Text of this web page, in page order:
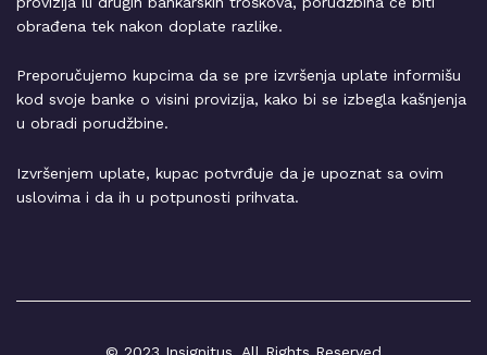
obrađena tek nakon doplate razlike.
Preporučujemo kupcima da se pre izvršenja uplate informišu
kod svoje banke o visini provizija, kako bi se izbegla kašnjenja
u obradi porudžbine.
Izvršenjem uplate, kupac potvrđuje da je upoznat sa ovim
uslovima i da ih u potpunosti prihvata.